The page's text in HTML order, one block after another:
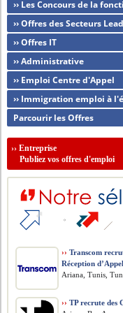
›› Les Concours de la
›› Offres des Secteurs
›› Offres IT
›› Administrative
›› Emploi Centre d'Appel
›› Immigration emploi à
Parcourir les Offres
››Entreprise
Publiez vos offres d'emploi
›› Transcom
Réception
Ariana, Tunis,
›› TP recrute des